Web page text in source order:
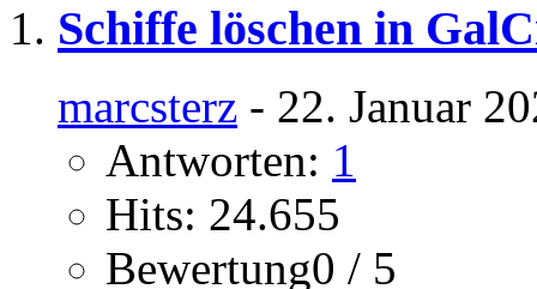
Schiffe löschen in
marcsterz - 22. Januar
Antworten: 1
Hits: 24.655
Bewertung0 / 5